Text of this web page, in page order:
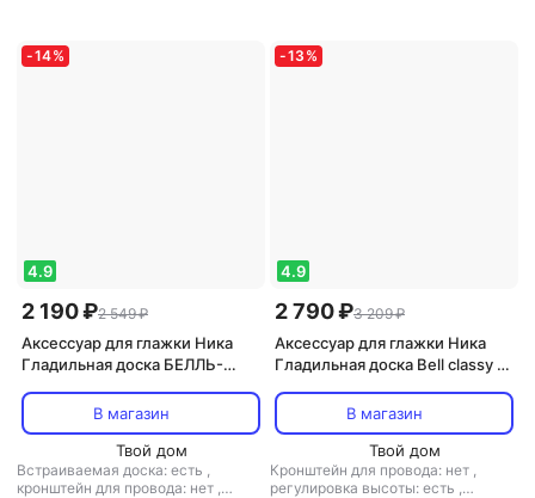
-14%
4.9
2 190 ₽2 549 ₽
Аксессуар для глажки Ника
Гладильная доска БЕЛЛЬ-
В магазин
Твой дом
Встраиваемая доска: есть ,
кронштейн для провода: нет ,
-13 %
4.9
2 790 ₽3 209 ₽
Аксессуар для глажки Ника
Гладильная доска Bell classy 3
ассортиментеВ магазин
Твой дом
Кронштейн для провода: нет ,
регулировка высоты: есть ,